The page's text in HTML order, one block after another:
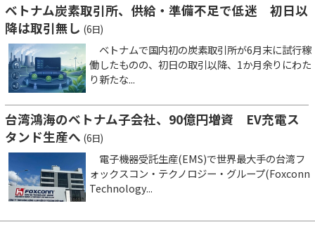
ベトナム炭素取引所、供給・準備不足で低迷 初日以
降は取引無し (6日)
ベトナムで国内初の炭素取引所が6月末に試行稼
働したものの、初日の取引以降、1か月余りにわた
り新たな...
台湾鴻海のベトナム子会社、90億円増資 EV充電ス
タンド生産へ (6日)
電子機器受託生産(EMS)で世界最大手の台湾フ
ォックスコン・テクノロジー・グループ(Foxconn
Technology...